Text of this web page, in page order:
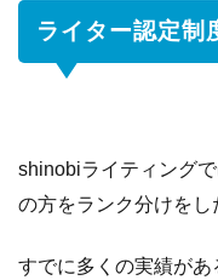
件か
ら始
7.2
審
基
と
ライター認定制
shinobiライティング
の方をランク分けをし
すでに多くの実績があ